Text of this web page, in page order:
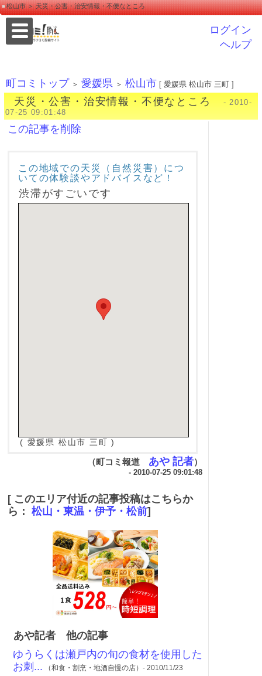
松山市 ＞ 天災・公害・治安情報・不便なところ
ログイン
ヘルプ
町コミトップ ＞ 愛媛県 ＞ 松山市 [ 愛媛県 松山市 三町 ]
天災・公害・治安情報・不便なところ
- 2010-
07-25 09:01:48
この記事を削除
この地域での天災（自然災害）につ
いての体験談やアドバイスなど！
渋滞がすごいです
( 愛媛県 松山市 三町 )
（町コミ報道 あや 記者）
- 2010-07-25 09:01:48
[ このエリア付近の記事投稿はこちらか
ら： 松山・東温・伊予・松前]
あや記者 他の記事
ゆうらくは瀬戸内の旬の食材を使用した
お刺... （和食・割烹・地酒自慢の店）- 2010/11/23